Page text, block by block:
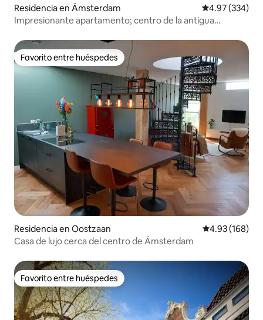
Residencia en Ámsterdam Calificación
4.97 (334)
Impresionante apartamento; centro de la antigua
Favorito entre huéspedes
Favorito entre huéspedes
Residencia en Oostzaan Calificación
4.93 (168)
Casa de lujo cerca del centro de Ámsterdam
Favorito entre huéspedes
Favorito entre huéspedes